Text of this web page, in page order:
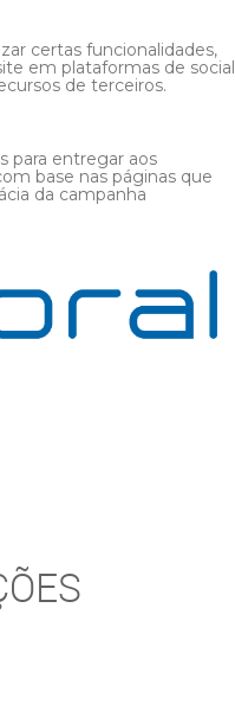
certas funcionalidades,
em plataformas de social
de terceiros.
para entregar aos
base nas páginas que
da campanha